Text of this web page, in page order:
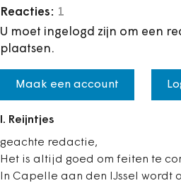
Reacties: 1
U moet ingelogd zijn om een
plaatsen.
Maak een account
I. Reijntjes
geachte redactie,
Het is altijd goed om feiten te
In Capelle aan den IJssel wordt